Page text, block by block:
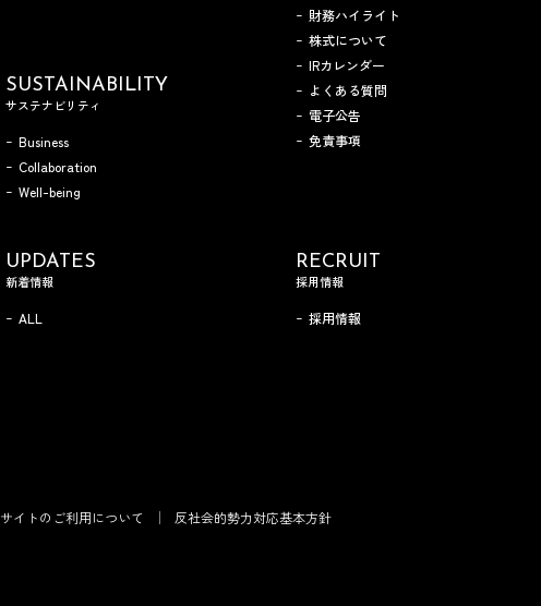
財務ハイライト
株式について
IRカレンダー
よくある質問
電子公告
免責事項
SUSTAINABILITY
サステナビリティ
Business
Collaboration
Well-being
UPDATES
新着情報
ALL
RECRUIT
採用情報
採用情報
サイトのご利用について 反社会的勢力対応基本方針